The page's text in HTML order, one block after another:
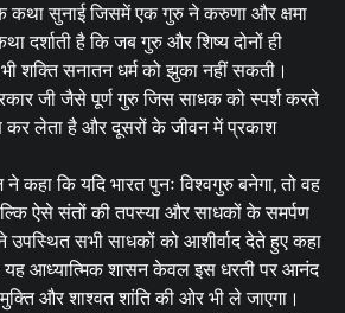
कथा सुनाई जिसमें एक गुरु ने करुणा और क्षमा
दर्शाती है कि जब गुरु और शिष्य दोनों ही
भी शक्ति सनातन धर्म को झुका नहीं सकती।
जी जैसे पूर्ण गुरु जिस साधक को स्पर्श करते
कर लेता है और दूसरों के जीवन में प्रकाश
ने कहा कि यदि भारत पुनः विश्वगुरु बनेगा, तो वह
ऐसे संतों की तपस्या और साधकों के समर्पण
उपस्थित सभी साधकों को आशीर्वाद देते हुए कहा
यह आध्यात्मिक शासन केवल इस धरती पर आनंद
और शाश्वत शांति की ओर भी ले जाएगा।